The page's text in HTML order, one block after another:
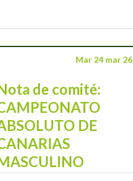
Mar 24 mar 26
de comité:
DE